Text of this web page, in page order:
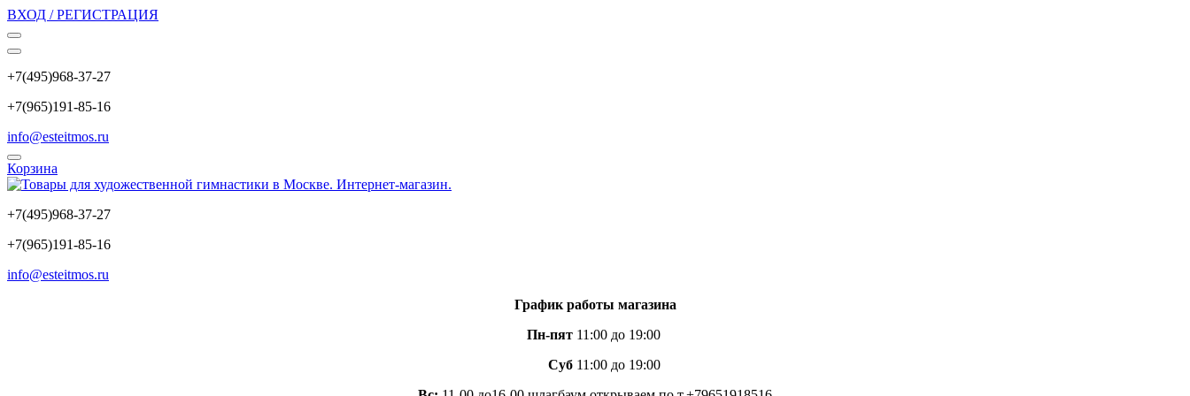
ВХОД / РЕГИСТРАЦИЯ
+7(495)968-37-27
+7(965)191-85-16
info@esteitmos.ru
Корзина
+7(495)968-37-27
+7(965)191-85-16
info@esteitmos.ru
График работы магазина
Пн-пят11:00 до 19:00
Суб11:00 до 19:00